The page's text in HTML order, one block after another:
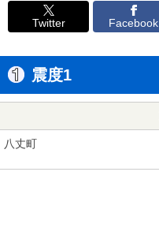
Twitter Facebook
震度1
八丈町